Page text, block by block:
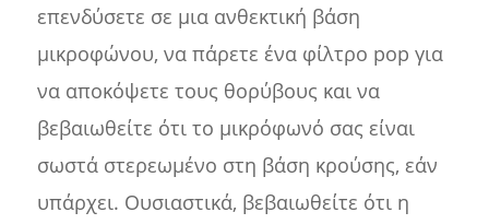
επενδύσετε σε μια ανθεκτική βάση
μικροφώνου, να πάρετε ένα φίλτρο pop για
να αποκόψετε τους θορύβους και να
βεβαιωθείτε ότι το μικρόφωνό σας είναι
σωστά στερεωμένο στη βάση κρούσης, εάν
υπάρχει. Ουσιαστικά, βεβαιωθείτε ότι η